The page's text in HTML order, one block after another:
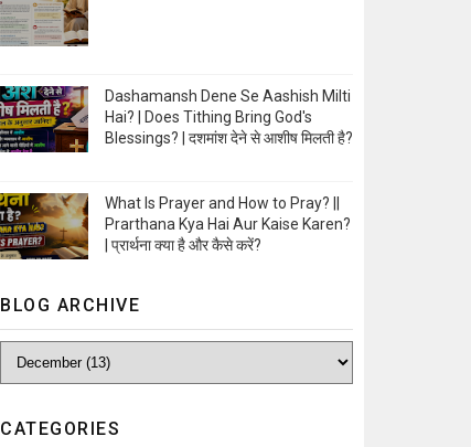
Dashamansh Dene Se Aashish Milti
Hai? | Does Tithing Bring God's
Blessings? | दशमांश देने से आशीष मिलती है?
What Is Prayer and How to Pray? ||
Prarthana Kya Hai Aur Kaise Karen?
| प्रार्थना क्या है और कैसे करें?
BLOG ARCHIVE
CATEGORIES